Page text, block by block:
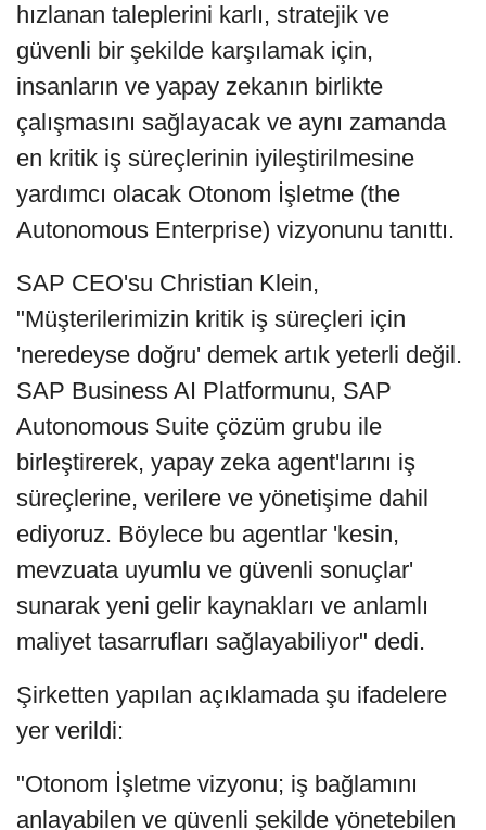
hızlanan taleplerini karlı, stratejik ve
güvenli bir şekilde karşılamak için,
insanların ve yapay zekanın birlikte
çalışmasını sağlayacak ve aynı zamanda
en kritik iş süreçlerinin iyileştirilmesine
yardımcı olacak Otonom İşletme (the
Autonomous Enterprise) vizyonunu tanıttı.
SAP CEO'su Christian Klein,
"Müşterilerimizin kritik iş süreçleri için
'neredeyse doğru' demek artık yeterli değil.
SAP Business AI Platformunu, SAP
Autonomous Suite çözüm grubu ile
birleştirerek, yapay zeka agent'larını iş
süreçlerine, verilere ve yönetişime dahil
ediyoruz. Böylece bu agentlar 'kesin,
mevzuata uyumlu ve güvenli sonuçlar'
sunarak yeni gelir kaynakları ve anlamlı
maliyet tasarrufları sağlayabiliyor" dedi.
Şirketten yapılan açıklamada şu ifadelere
yer verildi:
"Otonom İşletme vizyonu; iş bağlamını
anlayabilen ve güvenli şekilde yönetebilen